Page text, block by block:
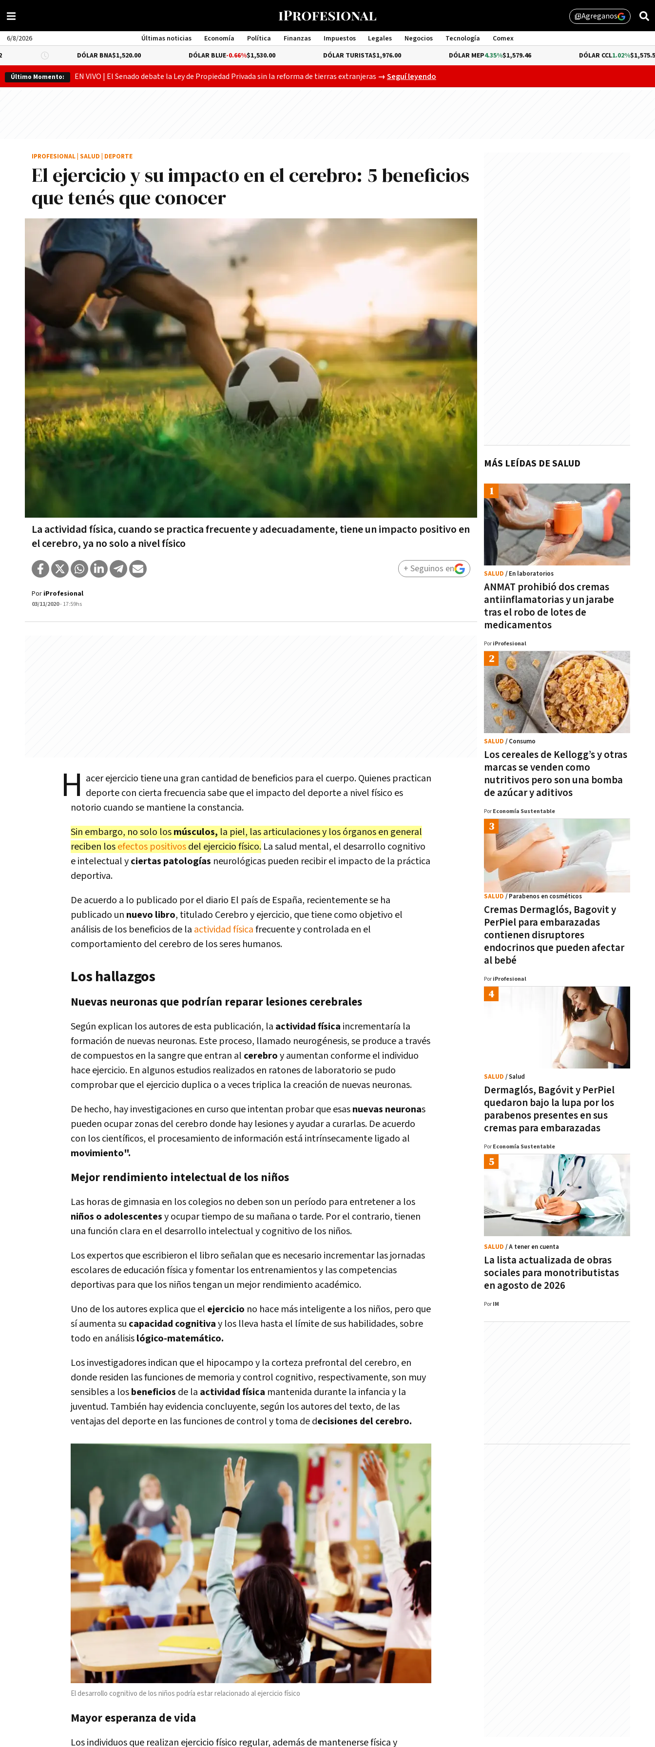
library_addAgreganos
6/8/2026 Últimas noticias Economía Política Finanzas Impuestos Legales Negocios Tecnología
Comex
Management
DÓLAR BNA
$1,520.00 -0.66%$1,530.00 DÓLAR TURISTA$1,976.00 4.35%$1,579.46 1.02%$1,575.53
Último Momento: EN VIVO | El Senado debate la Ley de Propiedad Privada sin la reforma de tierras extranjeras Gobierno busca aprobar lo que queda de "propiedad privada" y evitar un
→Seguí leyendo
El ejercicio y su impacto en el cerebro: 5 beneficios
que tenés que conocer
La actividad física, cuando se practica frecuente y adecuadamente, tiene un impacto positivo en
el cerebro, ya no solo a nivel físico
IPROFESIONAL SALUD DEPORTE
Por iProfesional
03/11/2020- 17:59hs
+ Seguinos en
H acer ejercicio tiene una gran cantidad de beneficios para el cuerpo. Quienes practican
deporte con cierta frecuencia sabe que el impacto del deporte a nivel físico es
notorio cuando se mantiene la constancia.
Sin embargo, no solo losmúsculos, la piel, las articulaciones y los órganos en general
reciben losefectos positivosdel ejercicio físico. La salud mental, el desarrollo cognitivo
e intelectual yciertas patologías neurológicas pueden recibir el impacto de la práctica
deportiva.
De acuerdo a lo publicado por el diario El país de España, recientemente se ha
publicado un nuevo libro, titulado Cerebro y ejercicio, que tiene como objetivo el
análisis de los beneficios de la actividad físicafrecuente y controlada en el
comportamiento del cerebro de los seres humanos.
Los hallazgos
Nuevas neuronas que podrían reparar lesiones cerebrales
Según explican los autores de esta publicación, la actividad física incrementaría la
formación de nuevas neuronas. Este proceso, llamado neurogénesis, se produce a través
de compuestos en la sangre que entran al cerebroy aumentan conforme el individuo
hace ejercicio. En algunos estudios realizados en ratones de laboratorio se pudo
comprobar que el ejercicio duplica o a veces triplica la creación de nuevas neuronas.
De hecho, hay investigaciones en curso que intentan probar que esasnuevas neuronas
pueden ocupar zonas del cerebro donde hay lesiones y ayudar a curarlas. De acuerdo
con los científicos, el procesamiento de información está intrínsecamente ligado al
movimiento".
Mejor rendimiento intelectual de los niños
Las horas de gimnasia en los colegios no deben son un período para entretener a los
niños o adolescentesy ocupar tiempo de su mañana o tarde. Por el contrario, tienen
una función clara en el desarrollo intelectual y cognitivo de los niños.
Los expertos que escribieron el libro señalan que es necesario incrementar las jornadas
escolares de educación física y fomentar los entrenamientos y las competencias
deportivas para que los niños tengan un mejor rendimiento académico.
Uno de los autores explica que el ejercicio no hace más inteligente a los niños, pero que
sí aumenta su capacidad cognitivay los lleva hasta el límite de sus habilidades, sobre
todo en análisislógico-matemático.
Los investigadores indican que el hipocampo y la corteza prefrontal del cerebro, en
donde residen las funciones de memoria y control cognitivo, respectivamente, son muy
sensibles a losbeneficios de la actividad física mantenida durante la infancia y la
juventud. También hay evidencia concluyente, según los autores del texto, de las
ventajas del deporte en las funciones de control y toma de decisiones del cerebro.
El desarrollo cognitivo de los niños podría estar relacionado al ejercicio físico
Mayor esperanza de vida
Los individuos que realizan ejercicio físico regular, además de mantenerse física y
MÁS LEÍDAS DE SALUD
ANMAT prohibió dos cremas
antiinflamatorias y un jarabe
tras el robo de lotes de
medicamentos
SALUD / En laboratorios
Por iProfesional
Los cereales de Kellogg’s y otras
marcas se venden como
nutritivos pero son una bomba
de azúcar y aditivos
SALUD / Consumo
Por Economía Sustentable
Cremas Dermaglós, Bagovit y
PerPiel para embarazadas
contienen disruptores
endocrinos que pueden afectar
al bebé
SALUD / Parabenos en cosméticos
Por iProfesional
Dermaglós, Bagóvit y PerPiel
quedaron bajo la lupa por los
parabenos presentes en sus
cremas para embarazadas
SALUD / Salud
Por Economía Sustentable
La lista actualizada de obras
sociales para monotributistas
en agosto de 2026
SALUD / A tener en cuenta
Por IM